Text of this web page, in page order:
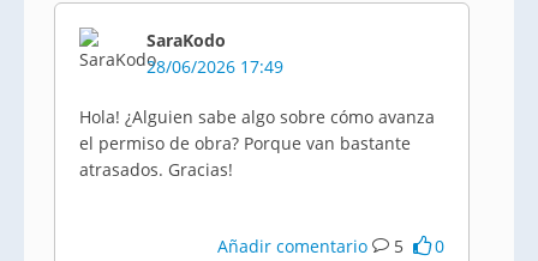
SaraKodo
28/06/2026 17:49
Hola! ¿Alguien sabe algo sobre cómo avanza
el permiso de obra? Porque van bastante
atrasados. Gracias!
Añadir comentario 5 0